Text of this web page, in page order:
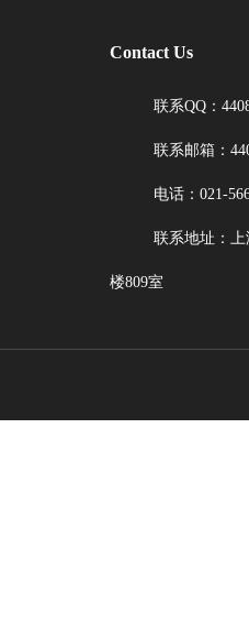
Contact Us
联系QQ：
联系邮箱：
电话：021-
联系地址：
楼809室